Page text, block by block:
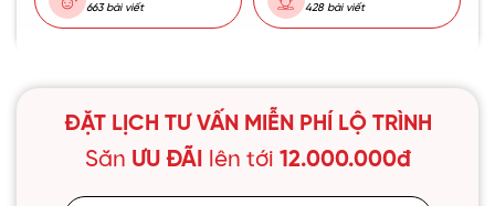
663 bài viết 428 bài viết
ĐẶT LỊCH TƯ VẤN MIỄN PHÍ LỘ TRÌNH
Săn ƯU ĐÃI lên tới 12.000.000đ